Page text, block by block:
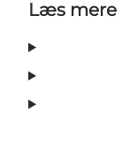
Læs mere